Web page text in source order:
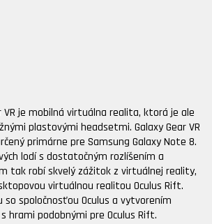
VR je mobilná virtuálna realita, ktorá je ale
plastovými headsetmi. Galaxy Gear VR
primárne pre Samsung Galaxy Note 8.
lodí s dostatočným rozlíšením a
tak robí skvelý zážitok z virtuálnej reality,
virtuálnou realitou Oculus Rift.
so spoločnosťou Oculus a vytvorením
hrami podobnými pre Oculus Rift.